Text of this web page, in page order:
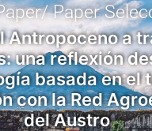
Paper
Antropoceno a
una reflexión
basada en el
con la Red
del Austro